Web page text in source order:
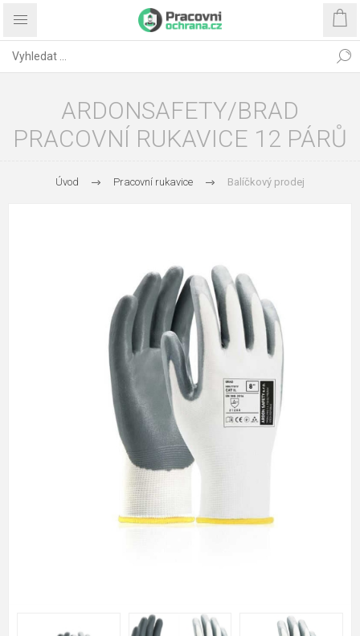
ARDONSAFETY/BRAD
PRACOVNÍ RUKAVICE 12 PÁRŮ
Úvod Pracovní rukavice Balíčkový prodej